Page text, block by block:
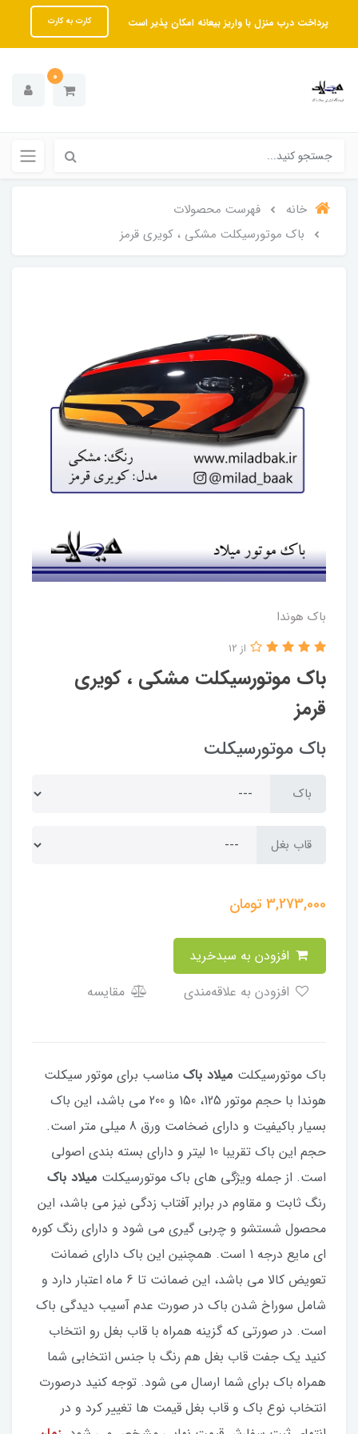
پرداخت درب منزل با واریز بیعانه امکان پذیر است کارت به کارت
0
خانه
فهرست محصولات
باک موتورسیکلت مشکی ، کویری قرمز
باک هوندا
باک موتورسیکلت مشکی ، کویری
قرمز
از 12
باک موتورسیکلت
باک
قاب بغل
3,273,000تومان
مقایسه
باک موتورسیکلت میلاد باک مناسب برای موتور سیکلت
هوندا با حجم موتور 125، 150 و 200 می باشد، این باک
بسیار باکیفیت و دارای ضخامت ورق 8 میلی متر است.
حجم این باک تقریبا 10 لیتر و دارای بسته بندی اصولی
است. از جمله ویژگی های باک موتورسیکلت میلاد باک
رنگ ثابت و مقاوم در برابر آفتاب زدگی نیز می باشد، این
محصول شستشو و چربی گیری می شود و دارای رنگ کوره
ای مایع درجه 1 است. همچنین این باک دارای ضمانت
تعویض کالا می باشد، این ضمانت تا 6 ماه اعتبار دارد و
شامل سوراخ شدن باک در صورت عدم آسیب دیدگی باک
است. در صورتی که گزینه همراه با قاب بغل رو انتخاب
کنید یک جفت قاب بغل هم رنگ با جنس انتخابی شما
همراه باک برای شما ارسال می شود. توجه کنید درصورت
انتخاب نوع باک و قاب بغل قیمت ها تغییر کرد و در